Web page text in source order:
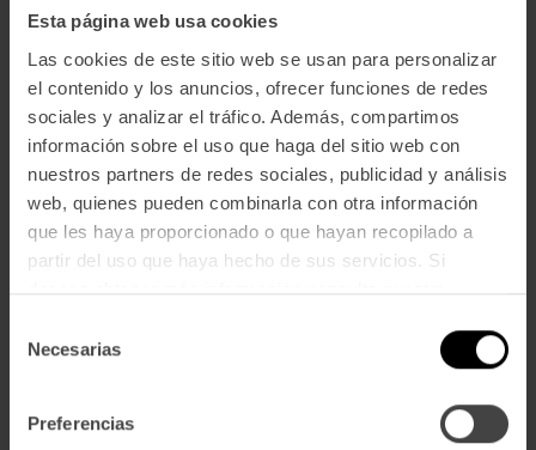
Esta página web usa cookies
Las cookies de este sitio web se usan para personalizar
el contenido y los anuncios, ofrecer funciones de redes
sociales y analizar el tráfico. Además, compartimos
información sobre el uso que haga del sitio web con
nuestros partners de redes sociales, publicidad y análisis
web, quienes pueden combinarla con otra información
que les haya proporcionado o que hayan recopilado a
partir del uso que haya hecho de sus servicios. Si
deseas obtener más información consulta nuestra
Necesarias
Preferencias
VER PRODUCTOS
Tarrinas de 140gr
Descubre nuestros productos insignia.
Tarrinas y